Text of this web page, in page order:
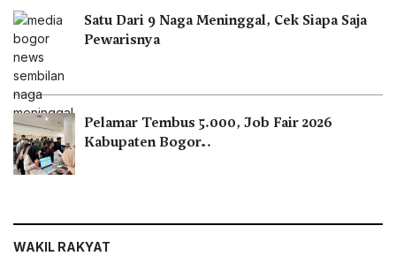
Satu Dari 9 Naga Meninggal, Cek Siapa Saja
Pewarisnya
Pelamar Tembus 5.000, Job Fair 2026
Kabupaten Bogor…
WAKIL RAKYAT